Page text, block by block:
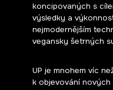
koncipovaných s
výsledky a
nejmodernějším
vegansky šetrných
UP je mnohem víc
k objevování